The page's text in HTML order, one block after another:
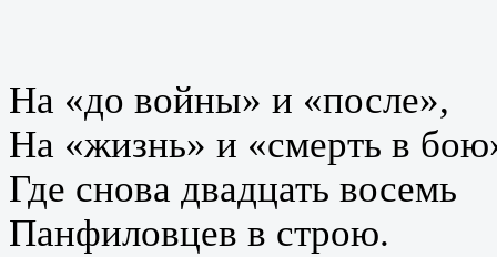
На «до войны» и «после»,
На «жизнь» и «смерть в
Где снова двадцать восемь
Панфиловцев в строю.